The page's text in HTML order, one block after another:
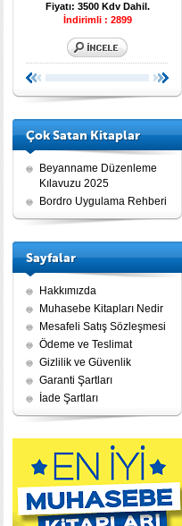
Fiyatı: 3500 Kdv Dahil.
İndirimli : 2899
Çok Satan Kitaplar
Beyanname Düzenleme
Kılavuzu 2025
Bordro Uygulama Rehberi
Sayfalar
Hakkımızda
Muhasebe Kitapları Nedir
Mesafeli Satış Sözleşmesi
Ödeme ve Teslimat
Gizlilik ve Güvenlik
Garanti Şartları
İade Şartları